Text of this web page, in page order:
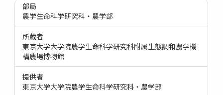
部局
農学生命科学研究科・農学部
所蔵者
東京大学大学院農学生命科学研究科附属生態調和農学機
構農場博物館
提供者
東京大学大学院農学生命科学研究科・農学部